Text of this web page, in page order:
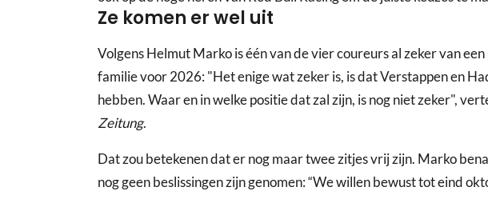
Ze komen er wel uit
Volgens Helmut Marko is één van de vier coureurs al zeker van
familie voor 2026: "Het enige wat zeker is, is dat Verstappen en
hebben. Waar en in welke positie dat zal zijn, is nog niet zeker",
Zeitung.
Dat zou betekenen dat er nog maar twee zitjes vrij zijn. Marko
nog geen beslissingen zijn genomen: “We willen bewust tot eind